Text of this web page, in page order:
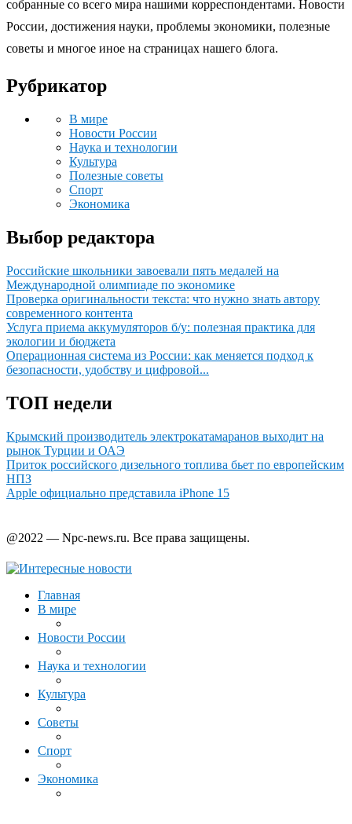
собранные со всего мира нашими корреспондентами. Новости
России, достижения науки, проблемы экономики, полезные
советы и многое иное на страницах нашего блога.
Рубрикатор
В мире
Новости России
Наука и технологии
Культура
Полезные советы
Спорт
Экономика
Выбор редактора
Российские школьники завоевали пять медалей на
Международной олимпиаде по экономике
Проверка оригинальности текста: что нужно знать автору
современного контента
Услуга приема аккумуляторов б/у: полезная практика для
экологии и бюджета
Операционная система из России: как меняется подход к
безопасности, удобству и цифровой...
ТОП недели
Крымский производитель электрокатамаранов выходит на
рынок Турции и ОАЭ
Приток российского дизельного топлива бьет по европейским
НПЗ
Apple официально представила iPhone 15
@2022 — Npc-news.ru. Все права защищены.
Главная
В мире
Новости России
Наука и технологии
Культура
Советы
Спорт
Экономика